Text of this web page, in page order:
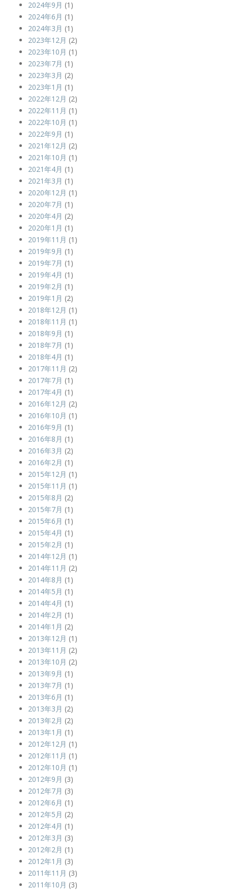
2024年9月 (1)
2024年6月 (1)
2024年3月 (1)
2023年12月 (2)
2023年10月 (1)
2023年7月 (1)
2023年3月 (2)
2023年1月 (1)
2022年12月 (2)
2022年11月 (1)
2022年10月 (1)
2022年9月 (1)
2021年12月 (2)
2021年10月 (1)
2021年4月 (1)
2021年3月 (1)
2020年12月 (1)
2020年7月 (1)
2020年4月 (2)
2020年1月 (1)
2019年11月 (1)
2019年9月 (1)
2019年7月 (1)
2019年4月 (1)
2019年2月 (1)
2019年1月 (2)
2018年12月 (1)
2018年11月 (1)
2018年9月 (1)
2018年7月 (1)
2018年4月 (1)
2017年11月 (2)
2017年7月 (1)
2017年4月 (1)
2016年12月 (2)
2016年10月 (1)
2016年9月 (1)
2016年8月 (1)
2016年3月 (2)
2016年2月 (1)
2015年12月 (1)
2015年11月 (1)
2015年8月 (2)
2015年7月 (1)
2015年6月 (1)
2015年4月 (1)
2015年2月 (1)
2014年12月 (1)
2014年11月 (2)
2014年8月 (1)
2014年5月 (1)
2014年4月 (1)
2014年2月 (1)
2014年1月 (2)
2013年12月 (1)
2013年11月 (2)
2013年10月 (2)
2013年9月 (1)
2013年7月 (1)
2013年6月 (1)
2013年3月 (2)
2013年2月 (2)
2013年1月 (1)
2012年12月 (1)
2012年11月 (1)
2012年10月 (1)
2012年9月 (3)
2012年7月 (3)
2012年6月 (1)
2012年5月 (2)
2012年4月 (1)
2012年3月 (3)
2012年2月 (1)
2012年1月 (3)
2011年11月 (3)
2011年10月 (3)